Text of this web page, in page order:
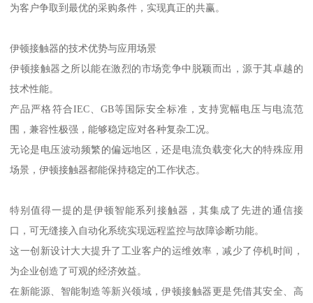
为客户争取到最优的采购条件，实现真正的共赢。
伊顿接触器的技术优势与应用场景
伊顿接触器之所以能在激烈的市场竞争中脱颖而出，源于其卓越的
技术性能。
产品严格符合IEC、GB等国际安全标准，支持宽幅电压与电流范
围，兼容性极强，能够稳定应对各种复杂工况。
无论是电压波动频繁的偏远地区，还是电流负载变化大的特殊应用
场景，伊顿接触器都能保持稳定的工作状态。
特别值得一提的是伊顿智能系列接触器，其集成了先进的通信接
口，可无缝接入自动化系统实现远程监控与故障诊断功能。
这一创新设计大大提升了工业客户的运维效率，减少了停机时间，
为企业创造了可观的经济效益。
在新能源、智能制造等新兴领域，伊顿接触器更是凭借其安全、高